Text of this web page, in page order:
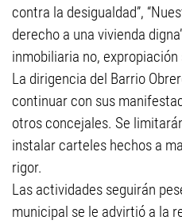
contra la desigualdad”,
derecho a una vivienda
inmobiliaria no, expropiación
La dirigencia del Barrio
continuar con sus
otros concejales. Se
instalar carteles hechos a
rigor.
Las actividades seguirán
municipal se le advirtió a la